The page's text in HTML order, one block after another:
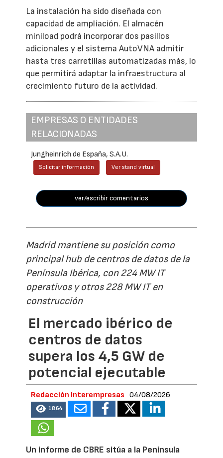
La instalación ha sido diseñada con
capacidad de ampliación. El almacén
miniload podrá incorporar dos pasillos
adicionales y el sistema AutoVNA admitir
hasta tres carretillas automatizadas más, lo
que permitirá adaptar la infraestructura al
crecimiento futuro de la actividad.
EMPRESAS O ENTIDADES
RELACIONADAS
Jungheinrich de España, S.A.U.
Solicitar información Ver stand virtual
ver/escribir comentarios
Madrid mantiene su posición como
principal hub de centros de datos de la
Península Ibérica, con 224 MW IT
operativos y otros 228 MW IT en
construcción
El mercado ibérico de
centros de datos
supera los 4,5 GW de
potencial ejecutable
Redacción Interempresas 04/08/2026
1864
Un informe de CBRE sitúa a la Península